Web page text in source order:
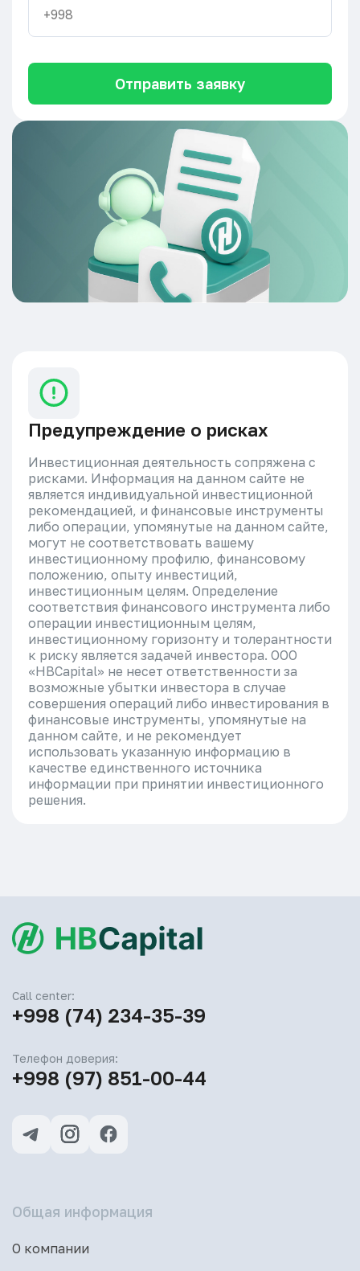
Отправить заявку
Предупреждение о рисках
Инвестиционная деятельность сопряжена с
рисками. Информация на данном сайте не
является индивидуальной инвестиционной
рекомендацией, и финансовые инструменты
либо операции, упомянутые на данном сайте,
могут не соответствовать вашему
инвестиционному профилю, финансовому
положению, опыту инвестиций,
инвестиционным целям. Определение
соответствия финансового инструмента либо
операции инвестиционным целям,
инвестиционному горизонту и толерантности
к риску является задачей инвестора. ООО
«HBCapital» не несет ответственности за
возможные убытки инвестора в случае
совершения операций либо инвестирования в
финансовые инструменты, упомянутые на
данном сайте, и не рекомендует
использовать указанную информацию в
качестве единственного источника
информации при принятии инвестиционного
решения.
Call center:
+998 (74) 234-35-39
Телефон доверия:
+998 (97) 851-00-44
Общая информация
О компании